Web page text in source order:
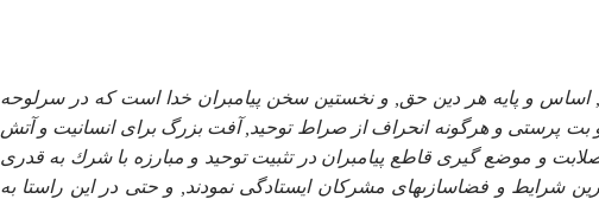
اساس و پايه هر دين حق, و نخستين سخن پيامبران خدا است كه در سرلوحه
پرستى و هرگونه انحراف از صراط توحيد, آفت بزرگ براى انسانيت و آتش
و موضع گيرى قاطع پيامبران در تثبيت توحيد و مبارزه با شرك به قدرى
شرايط و فضاسازىهاى مشركان ايستادگى نمودند, و حتى در اين راستا به